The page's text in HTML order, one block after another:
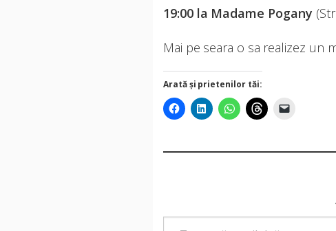
19:00 la Madame Pogany
Mai pe seara o sa realizez un
Arată și prietenilor tăi:
Tastează emailul tău...